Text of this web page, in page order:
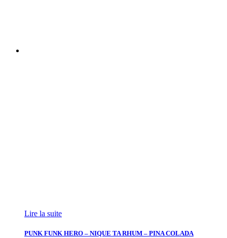
Lire la suite
PUNK FUNK HERO – NIQUE TA RHUM – PINA COLADA